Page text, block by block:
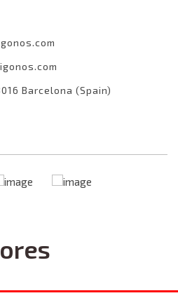
Barcelona (Spain)